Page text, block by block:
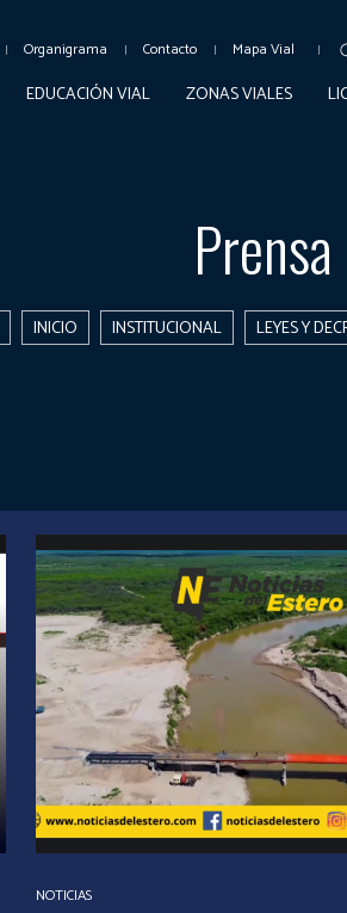
Organigrama Contacto Mapa Vial
EDUCACIÓN VIAL ZONAS VIALES
Prensa
INICIO INSTITUCIONAL LEYES Y
NOTICIAS